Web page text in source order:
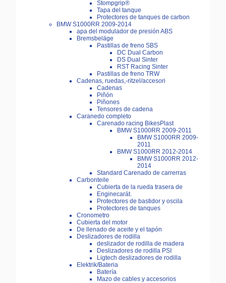
Stompgrip®
Tapa del tanque
Protectores de tanques de carbon
BMW S1000RR 2009-2014
apa del modulador de presión ABS
Bremsbeläge
Pastillas de freno SBS
DC Dual Carbon
DS Dual Sinter
RST Racing Sinter
Pastillas de freno TRW
Cadenas, ruedas,-ritzel/accesori
Cadenas
Piñón
Piñones
Tensores de cadena
Caranedo completo
Carenado racing BikesPlast
BMW S1000RR 2009-2011
BMW S1000RR 2009-
2011
BMW S1000RR 2012-2014
BMW S1000RR 2012-
2014
Standard Carenado de carrerras
Carbonteile
Cubierta de la rueda trasera de
Enginecarát.
Protectores de bastidor y oscila
Protectores de tanques
Cronometro
Cubierta del motor
De llenado de aceite y el tapón
Deslizadores de rodilla
deslizador de rodilla de madera
Deslizadores de rodilla PSI
Ligtech deslizadores de rodilla
Elektrik/Bateria
Batería
Mazo de cables y accesorios